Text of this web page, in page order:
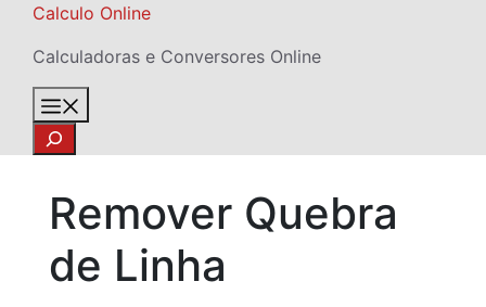
Skip
content
Calculo Online
Calculadoras e Conversores Online
Search
Remover Quebra
de Linha